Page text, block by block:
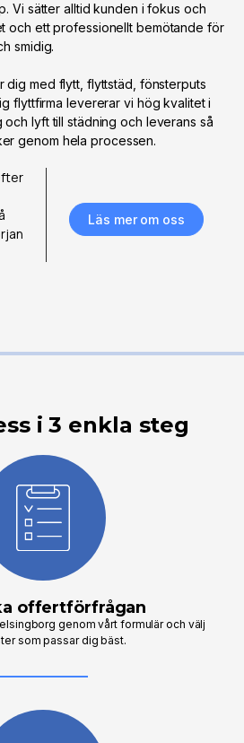
Vi sätter alltid kunden i fokus och
och ett professionellt bemötande för
smidig.
dig med flytt, flyttstäd, fönsterputs
flyttfirma levererar vi hög kvalitet i
lyft till städning och leverans så
genom hela processen.
Läs mer om oss
i 3 enkla steg
offertförfrågan
genom vårt formulär och välj
som passar dig bäst.